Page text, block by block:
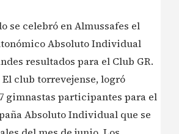
se celebró en Almussafes el
Absoluto Individual
resultados para el Club GR.
club torrevejense, logró
gimnastas participantes para el
Absoluto Individual que se